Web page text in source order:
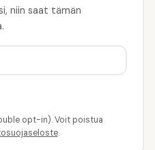
niin saat tämän
opt-in). Voit poistua
.